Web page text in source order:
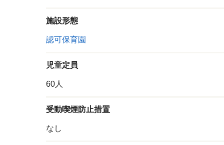
施設形態
認可保育園
児童定員
60人
受動喫煙防止措置
なし